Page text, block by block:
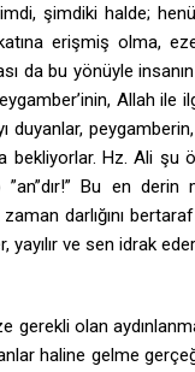
şimdiki halde;
katına erişmiş olma,
da bu yönüyle
Allah ile
duyanlar,
bekliyorlar. Hz. Ali şu
Bu en derin
darlığını
yayılır ve sen idrak
gerekli olan
haline gelme